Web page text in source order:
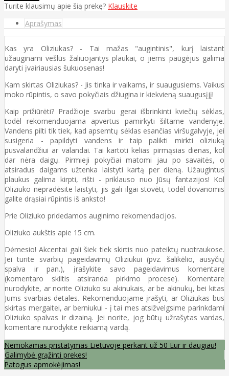
Turite klausimų apie šią prekę? Klauskite
Aprašymas
Kas yra Oliziukas? - Tai mažas "augintinis", kurį laistant
užauginami vešlūs žaliuojantys plaukai, o jiems paūgėjus galima
daryti įvairiausias šukuosenas!
Kam skirtas Oliziukas? - Jis tinka ir vaikams, ir suaugusiems. Vaikus
moko rūpintis, o savo pokyčiais džiugina ir kiekvieną suaugusįjį!
Kaip prižiūrėti? Pradžioje svarbu gerai išbrinkinti kviečių sėklas,
todėl rekomenduojama apvertus pamirkyti šiltame vandenyje.
Vandens pilti tik tiek, kad apsemtų sėklas esančias viršugalvyje, jei
susigeria - papildyti vandens ir taip palikti mirkti oliziuką
pusvalandžiui ar valandai. Tai kartoti kelias pirmąsias dienas, kol
dar nėra daigų. Pirmieji pokyčiai matomi jau po savaitės, o
atsiradus daigams užtenka laistyti kartą per dieną. Užaugintus
plaukus galima kirpti, rišti - priklauso nuo Jūsų fantazijos! Kol
Oliziuko nepradėsite laistyti, jis gali ilgai stovėti, todėl dovanomis
galite drąsiai rūpintis iš anksto!
Prie Oliziuko pridedamos auginimo rekomendacijos.
Oliziuko aukštis apie 15 cm.
Dėmesio! Akcentai gali šiek tiek skirtis nuo pateiktų nuotraukose.
Jei turite svarbių pageidavimų Oliziukui (pvz. šalikėlio, ausyčių
spalva ir pan.), įrašykite savo pageidavimus komentare
(komentaro skiltis atsiranda pirkimo procese). Komentare
nurodykite, ar norite Oliziuko su akinukais, ar be akinukų, bei kitas
Jums svarbias detales. Rekomenduojame įrašyti, ar Oliziukas bus
skirtas mergaitei, ar berniukui - į tai mes atsižvelgsime parinkdami
Oliziuko spalvas ir dizainą. Jei norite, jog būtų užrašytas vardas,
komentare nurodykite reikiamą vardą.
Nemokamas pristatymas Lietuvoje perkant už 50 Eur ir daugiau!
Galimybė grąžinti prekes!
Patogus apmokėjimas!